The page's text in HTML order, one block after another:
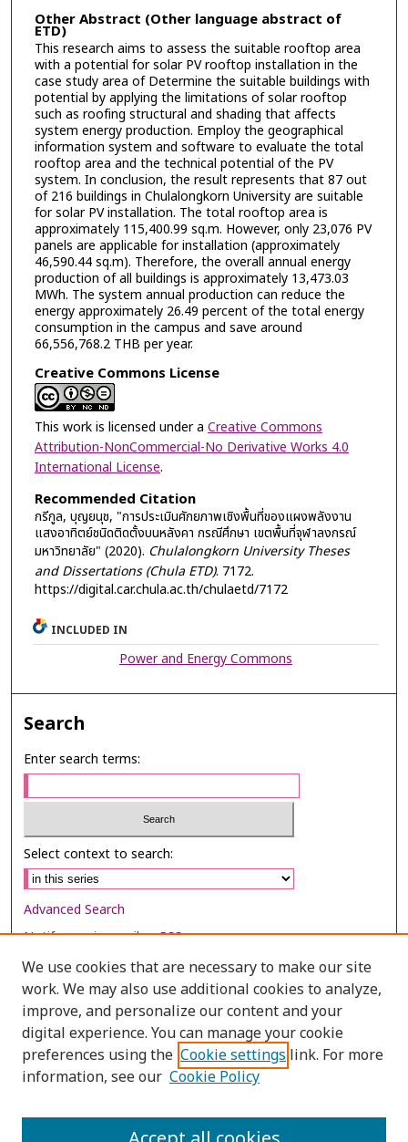
Other Abstract (Other language abstract of
ETD)
This research aims to assess the suitable rooftop area
with a potential for solar PV rooftop installation in the
case study area of Determine the suitable buildings with
potential by applying the limitations of solar rooftop
such as roofing structural and shading that affects
system energy production. Employ the geographical
information system and software to evaluate the total
rooftop area and the technical potential of the PV
system. In conclusion, the result represents that 87 out
of 216 buildings in Chulalongkorn University are suitable
for solar PV installation. The total rooftop area is
approximately 115,400.99 sq.m. However, only 23,076 PV
panels are applicable for installation (approximately
46,590.44 sq.m). Therefore, the overall annual energy
production of all buildings is approximately 13,473.03
MWh. The system annual production can reduce the
energy approximately 26.49 percent of the total energy
consumption in the campus and save around
66,556,768.2 THB per year.
Creative Commons License
This work is licensed under a Creative Commons
Attribution-NonCommercial-No Derivative Works 4.0
International License.
Recommended Citation
กรีกูล, บุญยนุช, "การประเมินศักยภาพเชิงพื้นที่ของแผงพลังงาน
แสงอาทิตย์ชนิดติดตั้งบนหลังคา กรณีศึกษา เขตพื้นที่จุฬาลงกรณ์
มหาวิทยาลัย" (2020). Chulalongkorn University Theses
and Dissertations (Chula ETD). 7172.
https://digital.car.chula.ac.th/chulaetd/7172
INCLUDED IN
Power and Energy Commons
Search
Enter search terms:
Select context to search:
Advanced Search
Notify me via email orRSS
Browse
Collections
Disciplines
Authors
We use cookies that are necessary to make our site
work. We may also use additional cookies to analyze,
improve, and personalize our content and your
digital experience. You can manage your cookie
preferences using the Cookie settings link. For more
information, see our Cookie Policy